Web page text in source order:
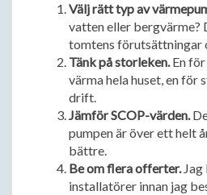
Välj rätt typ av
vatten eller bergvärme?
tomtens förutsättningar
Tänk på storleken.En för
värma hela huset, en
drift.
Jämför SCOP-värden.
pumpen är över ett helt
bättre.
Be om flera offerter.Jag
installatörer innan jag